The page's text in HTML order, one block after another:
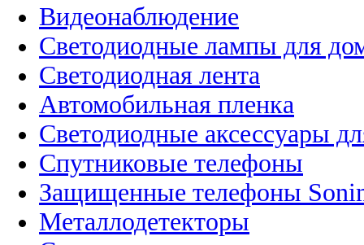
Видеонаблюдение
Светодиодные лампы для
Светодиодная лента
Автомобильная пленка
Светодиодные аксессуары
Спутниковые телефоны
Защищенные телефоны
Металлодетекторы